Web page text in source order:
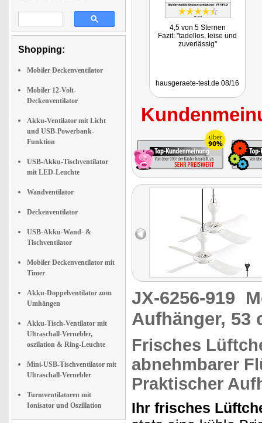
Shopping:
Mobiler Deckenventilator
Mobiler 12-Volt-
Deckenventilator
Akku-Ventilator mit Licht
und USB-Powerbank-
Funktion
USB-Akku-Tischventilator
mit LED-Leuchte
Wandventilator
Deckenventilator
USB-Akku-Wand- &
Tischventilator
Mobiler Deckenventilator mit
Timer
Akku-Doppelventilator zum
Umhängen
Akku-Tisch-Ventilator mit
Ultraschall-Vernebler,
oszilation & Ring-Leuchte
Mini-USB-Tischventilator mit
Ultraschall-Vernebler
Turmventilatoren mit
Ionisator und Oszillation
4,5 von 5 Sternen
Fazit: "tadellos, leise und
zuverlässig"
hausgeraete-test.de 08/16
JX-6256-919
Aufhänger, 53
Frisches
abnehmbarer
Praktischer
Ihr frisches